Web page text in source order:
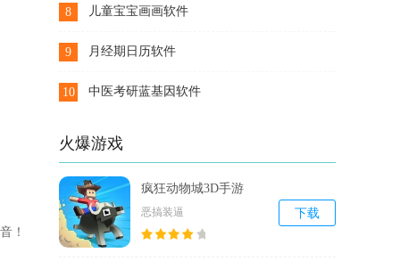
！
8 儿童宝宝画画软件
9 月经期日历软件
10 中医考研蓝基因软件
火爆游戏
疯狂动物城3D手游
恶搞装逼 下载